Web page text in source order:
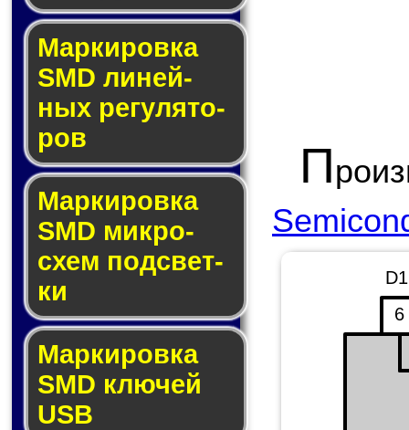
Маркировка
SMD ли­ней­
ных ре­гу­ля­то­
ров
Маркировка
SMD мик­ро­
схем под­свет­
ки
Маркировка
SMD клю­чей
USB
П
6
D1